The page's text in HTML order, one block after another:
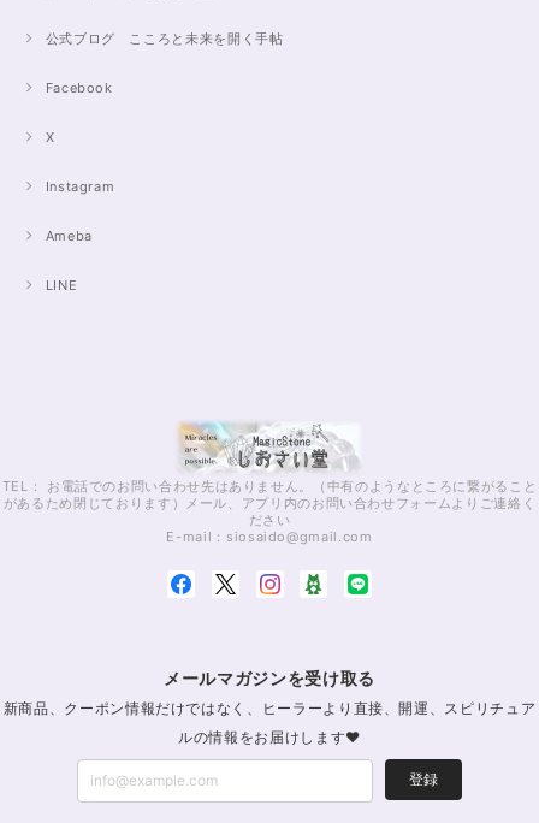
公式ブログ こころと未来を開く手帖
Facebook
X
Instagram
Ameba
LINE
TEL： お電話でのお問い合わせ先はありません。（中有のようなところに繋がること
があるため閉じております）メール、アプリ内のお問い合わせフォームよりご連絡く
ださい
E-mail： siosaido@gmail.com
メールマガジンを受け取る
新商品、クーポン情報だけではなく、ヒーラーより直接、開運、スピリチュア
ルの情報をお届けします♥
登録